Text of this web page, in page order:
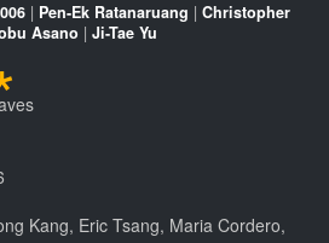
| Pen-Ek Ratanaruang | Christopher
Asano | Ji-Tae Yu
Kang, Eric Tsang, Maria Cordero,